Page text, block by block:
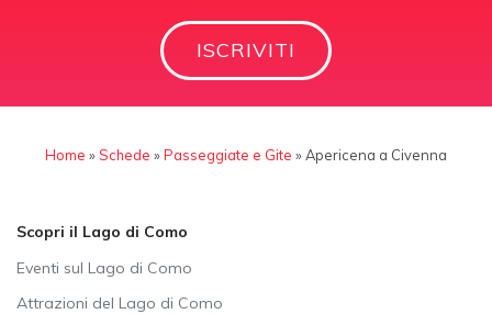
ISCRIVITI
Home »Schede »Passeggiate e Gite »Apericena a Civenna
Scopri il Lago di Como
Eventi sul Lago di Como
Attrazioni del Lago di Como